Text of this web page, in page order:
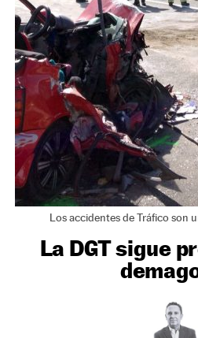
NEWSLETTER
SÍGUENOS
Los accidentes de Tráfico son
La DGT sigue